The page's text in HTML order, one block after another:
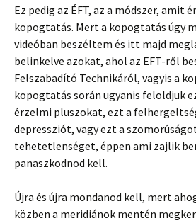
Ez pedig az ÉFT, az a módszer, amit
kopogtatás. Mert a kopogtatás úgy
videóban beszéltem és itt majd
belinkelve azokat, ahol az EFT-ről
Felszabadító Technikáról, vagyis a
kopogtatás során ugyanis feloldjuk
érzelmi pluszokat, ezt a
depressziót, vagy ezt a
tehetetlenséget, éppen ami zajlik
panaszkodnod kell.
Újra és újra mondanod kell, mert
közben a meridiánok mentén